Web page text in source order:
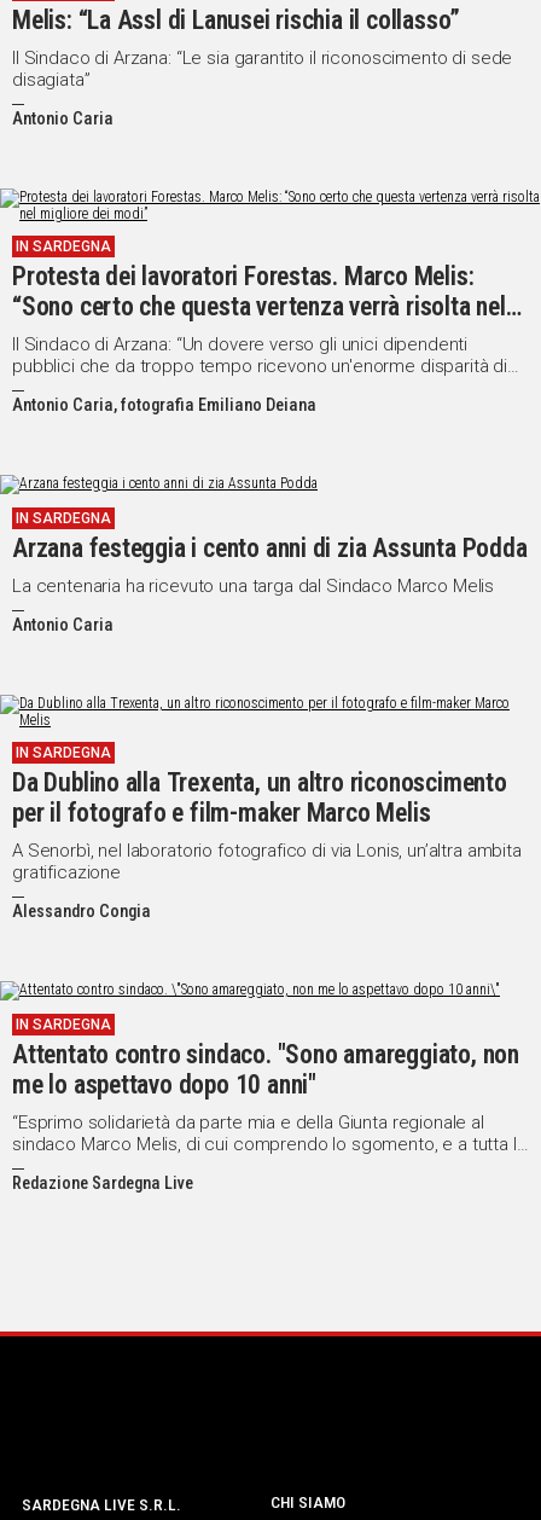
Melis: “La Assl di Lanusei rischia il collasso”
Il Sindaco di Arzana: “Le sia garantito il riconoscimento di sede
disagiata”
Antonio Caria
IN SARDEGNA
Protesta dei lavoratori Forestas. Marco Melis:
“Sono certo che questa vertenza verrà risolta nel
migliore dei modi”
Il Sindaco di Arzana: “Un dovere verso gli unici dipendenti
pubblici che da troppo tempo ricevono un'enorme disparità di
trattamento”
Antonio Caria, fotografia Emiliano Deiana
IN SARDEGNA
Arzana festeggia i cento anni di zia Assunta Podda
La centenaria ha ricevuto una targa dal Sindaco Marco Melis
Antonio Caria
IN SARDEGNA
Da Dublino alla Trexenta, un altro riconoscimento
per il fotografo e film-maker Marco Melis
A Senorbì, nel laboratorio fotografico di via Lonis, un’altra ambita
gratificazione
Alessandro Congia
IN SARDEGNA
Attentato contro sindaco. "Sono amareggiato, non
me lo aspettavo dopo 10 anni"
“Esprimo solidarietà da parte mia e della Giunta regionale al
sindaco Marco Melis, di cui comprendo lo sgomento, e a tutta la
popolazione di Arzana - ha affermato il presidente della regione
Francesco Pigliaru
Redazione Sardegna Live
SARDEGNA LIVE S.R.L.
CHI SIAMO